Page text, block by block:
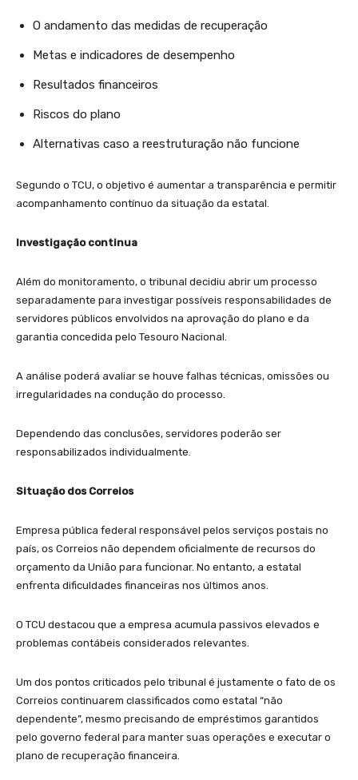
O andamento das medidas de recuperação
Metas e indicadores de desempenho
Resultados financeiros
Riscos do plano
Alternativas caso a reestruturação não funcione
Segundo o TCU, o objetivo é aumentar a transparência e permitir
acompanhamento contínuo da situação da estatal.
Investigação continua
Além do monitoramento, o tribunal decidiu abrir um processo
separadamente para investigar possíveis responsabilidades de
servidores públicos envolvidos na aprovação do plano e da
garantia concedida pelo Tesouro Nacional.
A análise poderá avaliar se houve falhas técnicas, omissões ou
irregularidades na condução do processo.
Dependendo das conclusões, servidores poderão ser
responsabilizados individualmente.
Situação dos Correios
Empresa pública federal responsável pelos serviços postais no
país, os Correios não dependem oficialmente de recursos do
orçamento da União para funcionar. No entanto, a estatal
enfrenta dificuldades financeiras nos últimos anos.
O TCU destacou que a empresa acumula passivos elevados e
problemas contábeis considerados relevantes.
Um dos pontos criticados pelo tribunal é justamente o fato de os
Correios continuarem classificados como estatal “não
dependente”, mesmo precisando de empréstimos garantidos
pelo governo federal para manter suas operações e executar o
plano de recuperação financeira.